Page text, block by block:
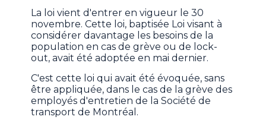
La loi vient d'entrer en vigueur le 30
novembre. Cette loi, baptisée Loi visant à
considérer davantage les besoins de la
population en cas de grève ou de lock-
out, avait été adoptée en mai dernier.
C'est cette loi qui avait été évoquée, sans
être appliquée, dans le cas de la grève des
employés d'entretien de la Société de
transport de Montréal.